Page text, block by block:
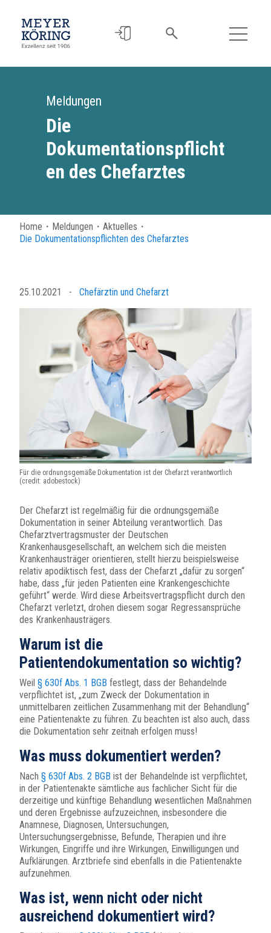
Meldungen
Die
Dokumentationspflicht
en des Chefarztes
Home ・ Meldungen ・ Aktuelles ・
Die Dokumentationspflichten des Chefarztes
25.10.2021 - Chefärztin und Chefarzt
Für die ordnungsgemäße Dokumentation ist der Chefarzt verantwortlich
(credit: adobestock)
Der Chefarzt ist regelmäßig für die ordnungsgemäße
Dokumentation in seiner Abteilung verantwortlich. Das
Chefarztvertragsmuster der Deutschen
Krankenhausgesellschaft, an welchem sich die meisten
Krankenhausträger orientieren, stellt hierzu beispielsweise
relativ apodiktisch fest, dass der Chefarzt „dafür zu sorgen“
habe, dass „für jeden Patienten eine Krankengeschichte
geführt“ werde. Wird diese Arbeitsvertragspflicht durch den
Chefarzt verletzt, drohen diesem sogar Regressansprüche
des Krankenhausträgers.
Warum ist die
Patientendokumentation so wichtig?
Weil § 630f Abs. 1 BGB festlegt, dass der Behandelnde
verpflichtet ist, „zum Zweck der Dokumentation in
unmittelbaren zeitlichen Zusammenhang mit der Behandlung“
eine Patientenakte zu führen. Zu beachten ist also auch, dass
die Dokumentation sehr zeitnah erfolgen muss!
Was muss dokumentiert werden?
Nach § 630f Abs. 2 BGB ist der Behandelnde ist verpflichtet,
in der Patientenakte sämtliche aus fachlicher Sicht für die
derzeitige und künftige Behandlung wesentlichen Maßnahmen
und deren Ergebnisse aufzuzeichnen, insbesondere die
Anamnese, Diagnosen, Untersuchungen,
Untersuchungsergebnisse, Befunde, Therapien und ihre
Wirkungen, Eingriffe und ihre Wirkungen, Einwilligungen und
Aufklärungen. Arztbriefe sind ebenfalls in die Patientenakte
aufzunehmen.
Was ist, wenn nicht oder nicht
ausreichend dokumentiert wird?